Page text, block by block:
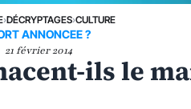
›DÉCRYPTAGES›CULTURE
ANNONCEE ?
21 février 2014
ils le